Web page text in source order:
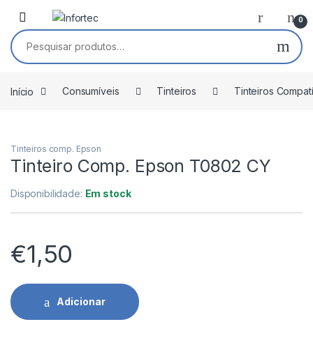
Saltar para navegação
Pular para o conteúdo
0
Pesquisar por:
Início Consumíveis Tinteiros Tinteiros
Tinteiros comp. Epson
Tinteiro Comp. Epson T0802 CY
Disponibilidade: Em stock
€1,50
Adicionar